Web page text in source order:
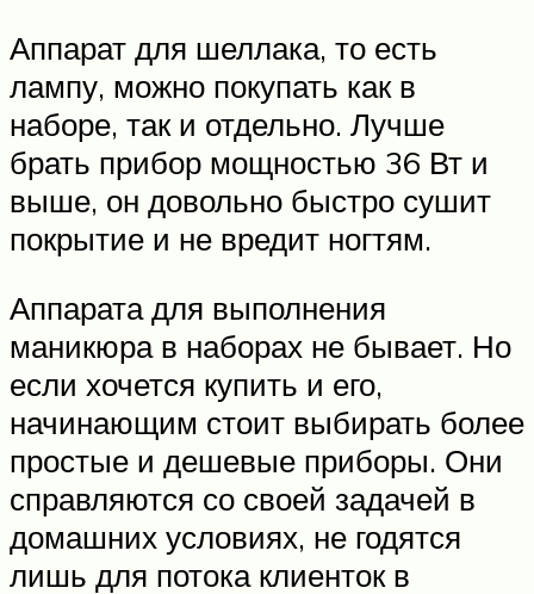
Аппарат для шеллака, то есть
лампу, можно покупать как в
наборе, так и отдельно. Лучше
брать прибор мощностью 36 Вт и
выше, он довольно быстро сушит
покрытие и не вредит ногтям.
Аппарата для выполнения
маникюра в наборах не бывает. Но
если хочется купить и его,
начинающим стоит выбирать более
простые и дешевые приборы. Они
справляются со своей задачей в
домашних условиях, не годятся
лишь для потока клиенток в